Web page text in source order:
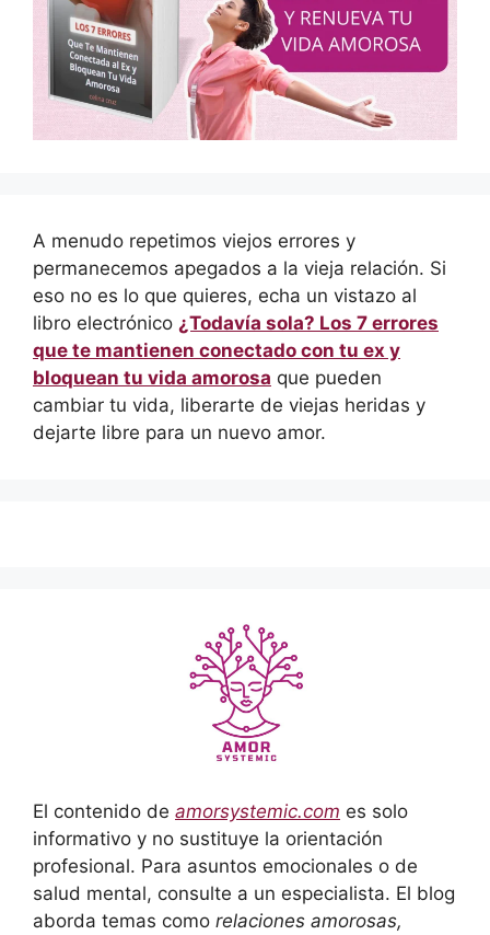
A menudo repetimos viejos errores y
permanecemos apegados a la vieja relación. Si
eso no es lo que quieres, echa un vistazo al
libro electrónico ¿Todavía sola? Los 7 errores
que te mantienen conectado con tu ex y
bloquean tu vida amorosa que pueden
cambiar tu vida, liberarte de viejas heridas y
dejarte libre para un nuevo amor.
El contenido de amorsystemic.com es solo
informativo y no sustituye la orientación
profesional. Para asuntos emocionales o de
salud mental, consulte a un especialista. El blog
aborda temas como relaciones amorosas,